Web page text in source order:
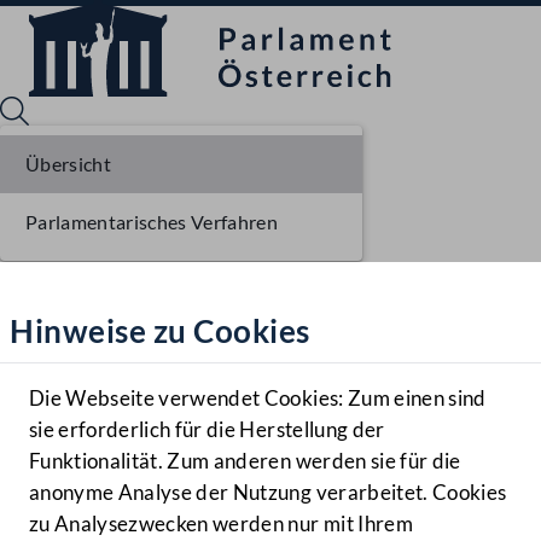
Hilfe
Benutzer
Navigationsmenü öffnen
MENÜ
Hinweise zu Cookies
Die Webseite verwendet Cookies: Zum einen sind
sie erforderlich für die Herstellung der
Funktionalität. Zum anderen werden sie für die
anonyme Analyse der Nutzung verarbeitet. Cookies
zu Analysezwecken werden nur mit Ihrem
Übersicht
Parlamentarisches Verfahren